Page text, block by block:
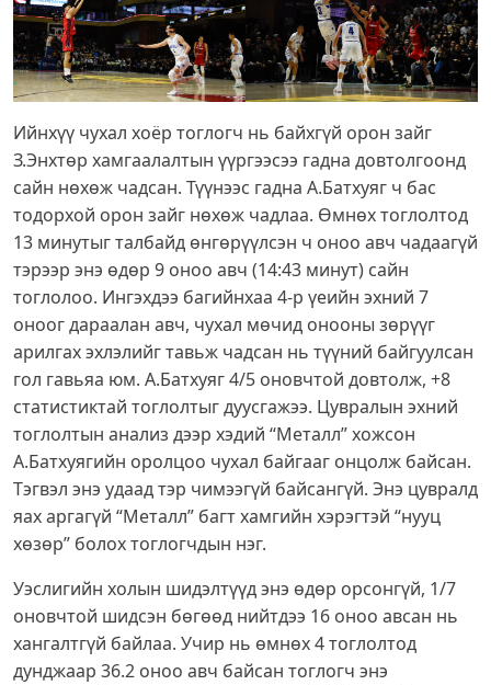
Ийнхүү чухал хоёр тоглогч нь байхгүй орон зайг
З.Энхтөр хамгаалалтын үүргээсээ гадна довтолгоонд
сайн нөхөж чадсан. Түүнээс гадна А.Батхуяг ч бас
тодорхой орон зайг нөхөж чадлаа. Өмнөх тоглолтод
13 минутыг талбайд өнгөрүүлсэн ч оноо авч чадаагүй
тэрээр энэ өдөр 9 оноо авч (14:43 минут) сайн
тоглолоо. Ингэхдээ багийнхаа 4-р үеийн эхний 7
оноог дараалан авч, чухал мөчид онооны зөрүүг
арилгах эхлэлийг тавьж чадсан нь түүний байгуулсан
гол гавьяа юм. А.Батхуяг 4/5 оновчтой довтолж, +8
статистиктай тоглолтыг дуусгажээ. Цувралын эхний
тоглолтын анализ дээр хэдий “Металл” хожсон
А.Батхуягийн оролцоо чухал байгааг онцолж байсан.
Тэгвэл энэ удаад тэр чимээгүй байсангүй. Энэ цувралд
яах аргагүй “Металл” багт хамгийн хэрэгтэй “нууц
хөзөр” болох тоглогчдын нэг.
Уэслигийн холын шидэлтүүд энэ өдөр орсонгүй, 1/7
оновчтой шидсэн бөгөөд нийтдээ 16 оноо авсан нь
хангалтгүй байлаа. Учир нь өмнөх 4 тоглолтод
дунджаар 36.2 оноо авч байсан тоглогч энэ